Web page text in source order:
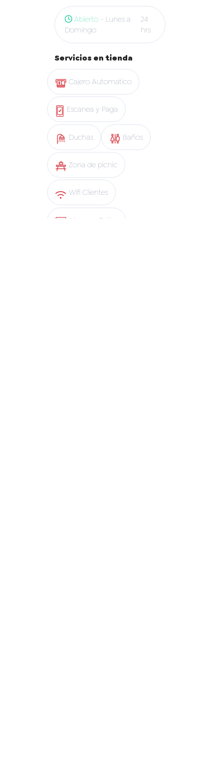
Abierto - Lunes a
Domingo
24
hrs
Servicios en tienda
Cajero Automatico
Escanea y Paga
Duchas Baños
Zona de picnic
Wifi Clientes
Abono y Retiro